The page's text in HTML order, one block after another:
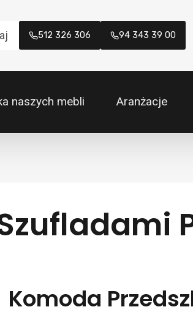
512 326 306 94 343 39 00
naszych mebli Aranżacje
Komoda